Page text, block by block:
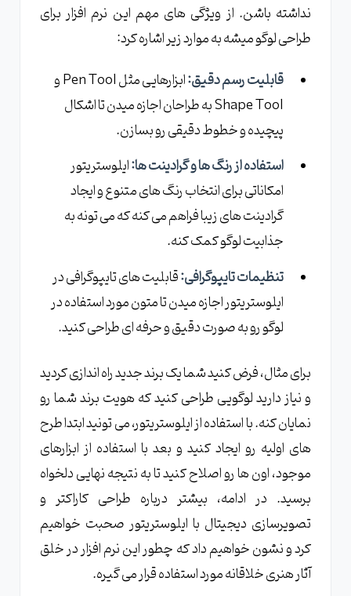
نداشته باشن. از ویژگی های مهم این نرم افزار برای
طراحی لوگو میشه به موارد زیر اشاره کرد:
قابلیت رسم دقیق:
ابزارهایی مثل Pen Tool و
Shape Tool به طراحان اجازه میدن تا اشکال
پیچیده و خطوط دقیقی رو بسازن.
استفاده از رنگ ها و گرادینت ها:ایلوستریتور
امکاناتی برای انتخاب رنگ های متنوع و ایجاد
گرادینت های زیبا فراهم می کنه که می تونه به
جذابیت لوگو کمک کنه.
تنظیمات تایپوگرافی:قابلیت های تایپوگرافی در
ایلوستریتور اجازه میدن تا متون مورد استفاده در
لوگو رو به صورت دقیق و حرفه ای طراحی کنید.
برای مثال، فرض کنید شما یک برند جدید راه اندازی کردید
و نیاز دارید لوگویی طراحی کنید که هویت برند شما رو
نمایان کنه. با استفاده از ایلوستریتور، می تونید ابتدا طرح
های اولیه رو ایجاد کنید و بعد با استفاده از ابزارهای
موجود، اون ها رو اصلاح کنید تا به نتیجه نهایی دلخواه
برسید. در ادامه، بیشتر درباره طراحی کاراکتر و
تصویرسازی دیجیتال با ایلوستریتور صحبت خواهیم
کرد و نشون خواهیم داد که چطور این نرم افزار در خلق
آثار هنری خلاقانه مورد استفاده قرار می گیره.